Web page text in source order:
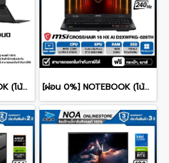
[ผ่อน 0%] NOTEBOOK (โน้ตบุ๊ก) ASUS ROG ZEPHYRUS DUO 16 GX651AX-SR006WA 16" 3K OLED 120Hz Touchscreen/ULTRA 9 386H/64GB/SSD 2TB/RTX 5090/WINDOWS 11+MS OFFICE รับประกันศูนย์ไทย 3ปี [ผ่อน 0%] NOTEBOOK (โน้ตบุ๊ก) MSI CROSSHAIR 16 HX AI D2XWFKG-026TH 16" QHD+ 240Hz/CORE ULTRA 9 275HX/RAM 16GB/SSD 1B/RTX 5060/WINDOWS /11+OFFICE รับประกันศูนย์ไทย 2ปี